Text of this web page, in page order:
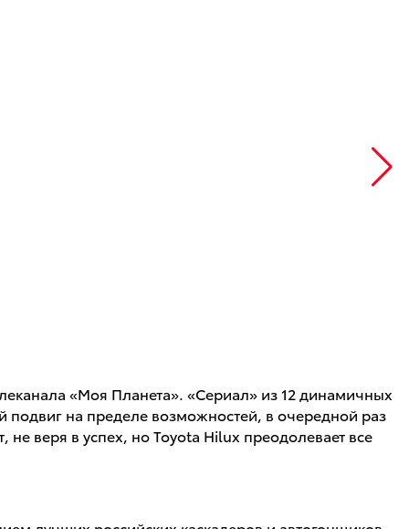
«Моя Планета». «Сериал» из 12 динамичных
подвиг на пределе возможностей, в очередной раз
веря в успех, но Toyota Hilux преодолевает все